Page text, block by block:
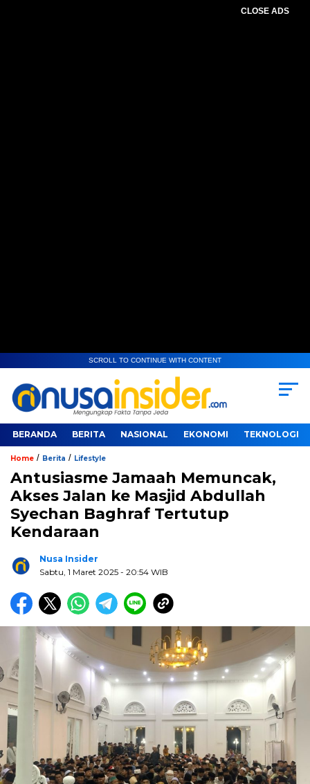
CLOSE ADS
SCROLL TO CONTINUE WITH CONTENT
BERANDA BERITA NASIONAL EKONOMI TEKNOLOGI
Home / Berita / Lifestyle
Antusiasme Jamaah Memuncak,
Akses Jalan ke Masjid Abdullah
Syechan Baghraf Tertutup
Kendaraan
Nusa Insider
Sabtu, 1 Maret 2025 - 20:54 WIB